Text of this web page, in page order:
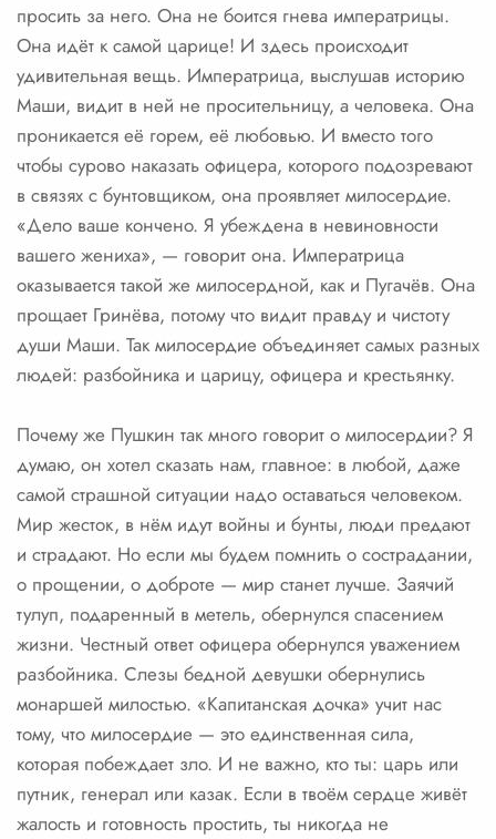
просить за него. Она не боится гнева императрицы.
Она идёт к самой царице! И здесь происходит
удивительная вещь. Императрица, выслушав историю
Маши, видит в ней не просительницу, а человека. Она
проникается её горем, её любовью. И вместо того
чтобы сурово наказать офицера, которого подозревают
в связях с бунтовщиком, она проявляет милосердие.
«Дело ваше кончено. Я убеждена в невиновности
вашего жениха», — говорит она. Императрица
оказывается такой же милосердной, как и Пугачёв. Она
прощает Гринёва, потому что видит правду и чистоту
души Маши. Так милосердие объединяет самых разных
людей: разбойника и царицу, офицера и крестьянку.
Почему же Пушкин так много говорит о милосердии? Я
думаю, он хотел сказать нам, главное: в любой, даже
самой страшной ситуации надо оставаться человеком.
Мир жесток, в нём идут войны и бунты, люди предают
и страдают. Но если мы будем помнить о сострадании,
о прощении, о доброте — мир станет лучше. Заячий
тулуп, подаренный в метель, обернулся спасением
жизни. Честный ответ офицера обернулся уважением
разбойника. Слезы бедной девушки обернулись
монаршей милостью. «Капитанская дочка» учит нас
тому, что милосердие — это единственная сила,
которая побеждает зло. И не важно, кто ты: царь или
путник, генерал или казак. Если в твоём сердце живёт
жалость и готовность простить, ты никогда не